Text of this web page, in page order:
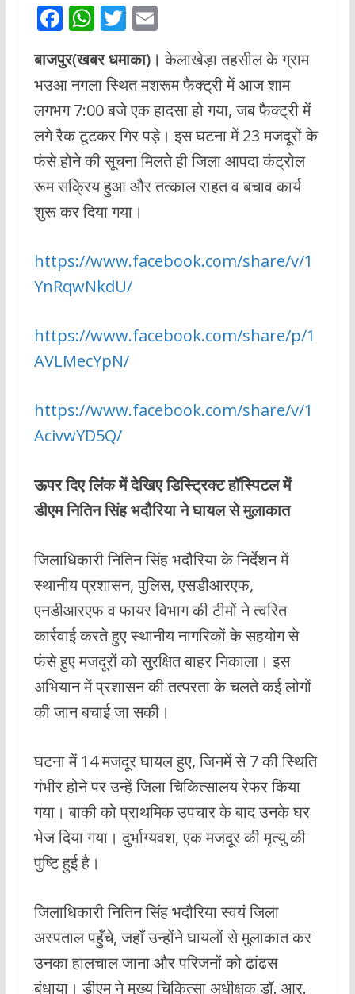
F
e
b
o
o
k
W
at
s
A
p
p
T
itt
er
E
m
ai
l
बाजपुर(खबर धमाका)। केलाखेड़ा तहसील के ग्राम
भउआ नगला स्थित मशरूम फैक्ट्री में आज शाम
लगभग 7:00 बजे एक हादसा हो गया, जब फैक्ट्री में
लगे रैक टूटकर गिर पड़े। इस घटना में 23 मजदूरों के
फंसे होने की सूचना मिलते ही जिला आपदा कंट्रोल
रूम सक्रिय हुआ और तत्काल राहत व बचाव कार्य
शुरू कर दिया गया।
https://www.facebook.com/share/v/1
YnRqwNkdU/
https://www.facebook.com/share/p/1
AVLMecYpN/
https://www.facebook.com/share/v/1
AcivwYD5Q/
ऊपर दिए लिंक में देखिए डिस्ट्रिक्ट हॉस्पिटल में
डीएम नितिन सिंह भदौरिया ने घायल से मुलाकात
जिलाधिकारी नितिन सिंह भदौरिया के निर्देशन में
स्थानीय प्रशासन, पुलिस, एसडीआरएफ,
एनडीआरएफ व फायर विभाग की टीमों ने त्वरित
कार्रवाई करते हुए स्थानीय नागरिकों के सहयोग से
फंसे हुए मजदूरों को सुरक्षित बाहर निकाला। इस
अभियान में प्रशासन की तत्परता के चलते कई लोगों
की जान बचाई जा सकी।
घटना में 14 मजदूर घायल हुए, जिनमें से 7 की स्थिति
गंभीर होने पर उन्हें जिला चिकित्सालय रेफर किया
गया। बाकी को प्राथमिक उपचार के बाद उनके घर
भेज दिया गया। दुर्भाग्यवश, एक मजदूर की मृत्यु की
पुष्टि हुई है।
जिलाधिकारी नितिन सिंह भदौरिया स्वयं जिला
अस्पताल पहुँचे, जहाँ उन्होंने घायलों से मुलाकात कर
उनका हालचाल जाना और परिजनों को ढांढस
बंधाया। डीएम ने मुख्य चिकित्सा अधीक्षक डॉ. आर.